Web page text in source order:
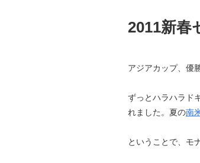
2011新春
アジアカップ、優
ずっとハラハラド
れました。夏の南
ということで、モ